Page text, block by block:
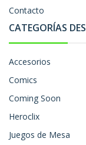
Contacto
CATEGORÍAS
Accesorios
Comics
Coming Soon
Heroclix
Juegos de Mesa